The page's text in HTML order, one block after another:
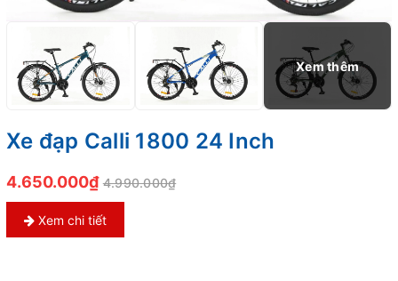
Xe đạp Calli 1800 24 Inch
4.650.000₫4.990.000₫
Xem chi tiết